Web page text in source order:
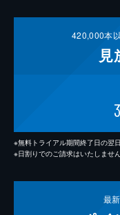
420,000本
見
※無料トライアル期間終了日の翌
※日割りでのご請求はいたしません
最